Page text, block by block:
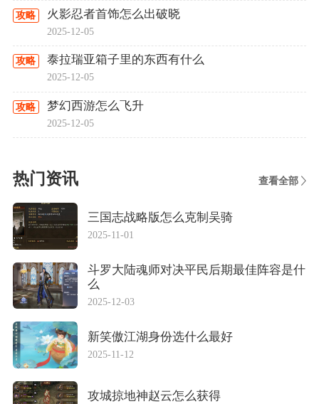
攻略 火影忍者首饰怎么出破晓
2025-12-05
攻略 泰拉瑞亚箱子里的东西有什么
2025-12-05
攻略 梦幻西游怎么飞升
2025-12-05
热门资讯 查看全部
三国志战略版怎么克制吴骑
2025-11-01
斗罗大陆魂师对决平民后期最佳阵容是什
么
2025-12-03
新笑傲江湖身份选什么最好
2025-11-12
攻城掠地神赵云怎么获得